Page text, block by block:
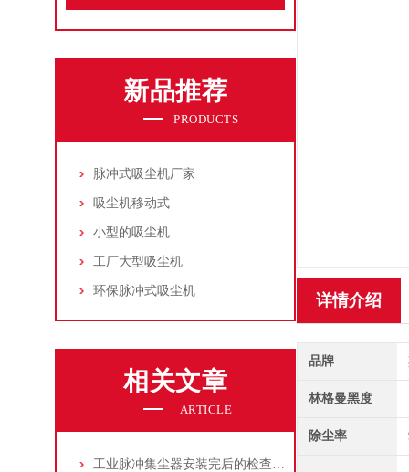
新品推荐
PRODUCTS
脉冲式吸尘机厂家
吸尘机移动式
小型的吸尘机
工厂大型吸尘机
环保脉冲式吸尘机
相关文章
ARTICLE
工业脉冲集尘器安装完后的检查工作详解
详情介绍
品牌
林格曼黑度
除尘率